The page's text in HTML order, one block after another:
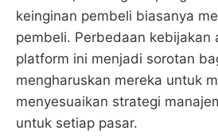
keinginan pembeli biasanya
pembeli. Perbedaan kebijakan
platform ini menjadi sorotan
mengharuskan mereka untuk
menyesuaikan strategi
untuk setiap pasar.